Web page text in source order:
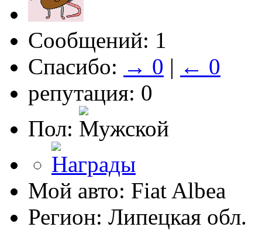
Сообщений: 1
Спасибо: → 0 | ← 0
репутация: 0
Пол:
Мой авто: Fiat Albea
Регион: Липецкая обл.